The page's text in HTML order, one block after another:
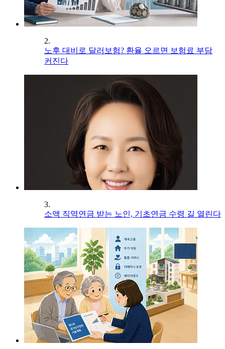
2.
노후 대비로 달러보험? 환율 오르면 보험료 부담
커진다
3.
소액 직역연금 받는 노인, 기초연금 수령 길 열린다